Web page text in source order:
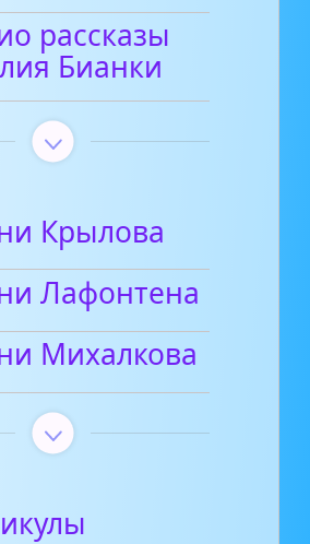
рассказы
Бианки
Крылова
Лафонтена
Михалкова